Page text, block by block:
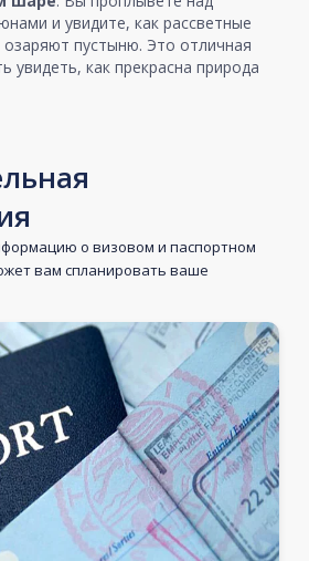
и увидите, как рассветные
озаряют пустыню. Это отличная
увидеть, как прекрасна природа
о визовом и паспортном
вам спланировать ваше